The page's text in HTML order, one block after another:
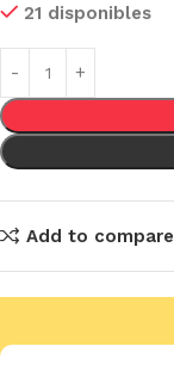
21 disponibles
Add to compare